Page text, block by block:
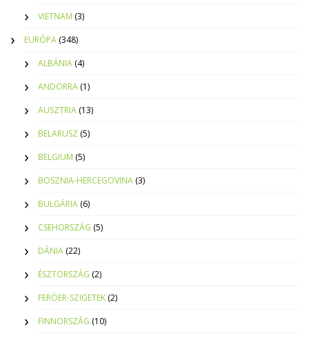
VIETNAM (3)
EURÓPA (348)
ALBÁNIA (4)
ANDORRA (1)
AUSZTRIA (13)
BELARUSZ (5)
BELGIUM (5)
BOSZNIA-HERCEGOVINA (3)
BULGÁRIA (6)
CSEHORSZÁG (5)
DÁNIA (22)
ÉSZTORSZÁG (2)
FERÖER-SZIGETEK (2)
FINNORSZÁG (10)